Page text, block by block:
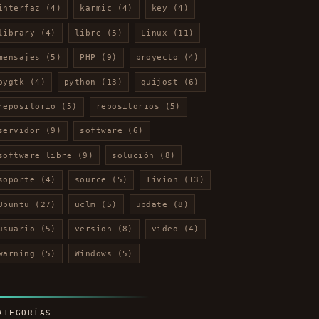
(4) karmic (4) key (4)
(4) libre (5) Linux (11)
(5) PHP (9) proyecto (4)
(4) python (13) quijost (6)
(5) repositorios (5)
(9) software (6)
libre (9) solución (8)
(4) source (5) Tivion (13)
(27) uclm (5) update (8)
(5) version (8) video (4)
(5) Windows (5)